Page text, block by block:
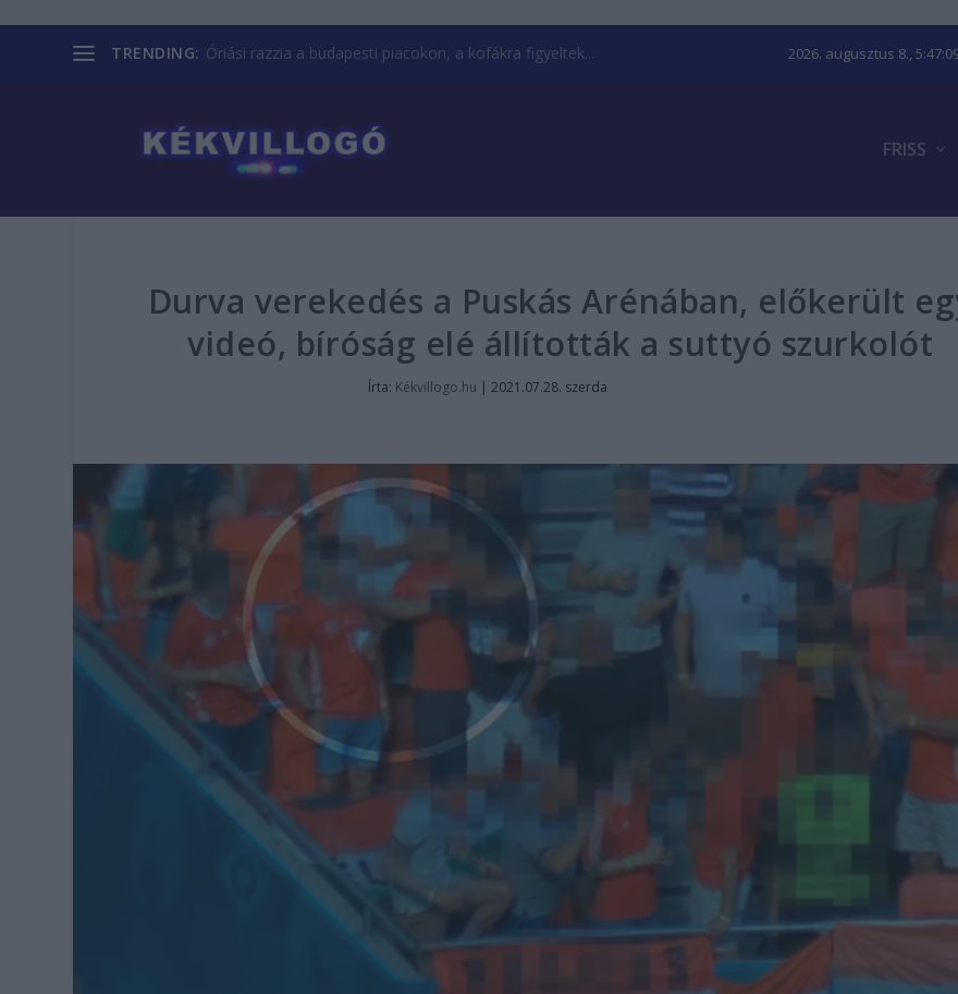
TRENDING: Óriási razzia a budapesti piacokon, a kofákra figyeltek... 2026. augusztus 8.,
FRISS
Durva verekedés a Puskás Arénában, előkerült
videó, bíróság elé állították a suttyó szurkolót
Írta: Kékvillogo.hu |2021.07.28. szerda